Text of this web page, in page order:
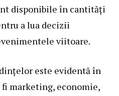
disponibile în cantități
a lua decizii
viitoare.
este evidentă în
marketing, economie,